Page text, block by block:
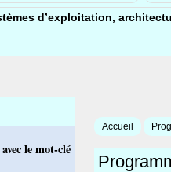
d’exploitation,
Accueil
le mot-clé